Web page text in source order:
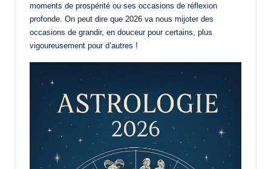
moments de prospérité ou ses occasions de réflexion
profonde. On peut dire que 2026 va nous mijoter des
occasions de grandir, en douceur pour certains, plus
vigoureusement pour d’autres !